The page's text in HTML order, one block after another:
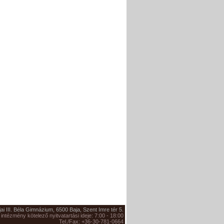
III. Béla Gimnázium, 6500 Baja, Szent Imre tér 5.
kötelező nyitvatartási ideje: 7:00 - 18:00
Tel./Fax: +36-30-781-0664